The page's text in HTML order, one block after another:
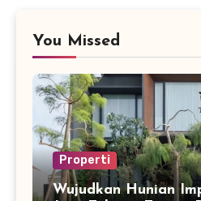
You Missed
Properti
Wujudkan Hunian